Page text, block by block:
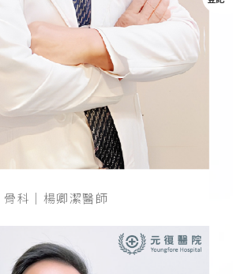
骨科｜楊卿潔醫師